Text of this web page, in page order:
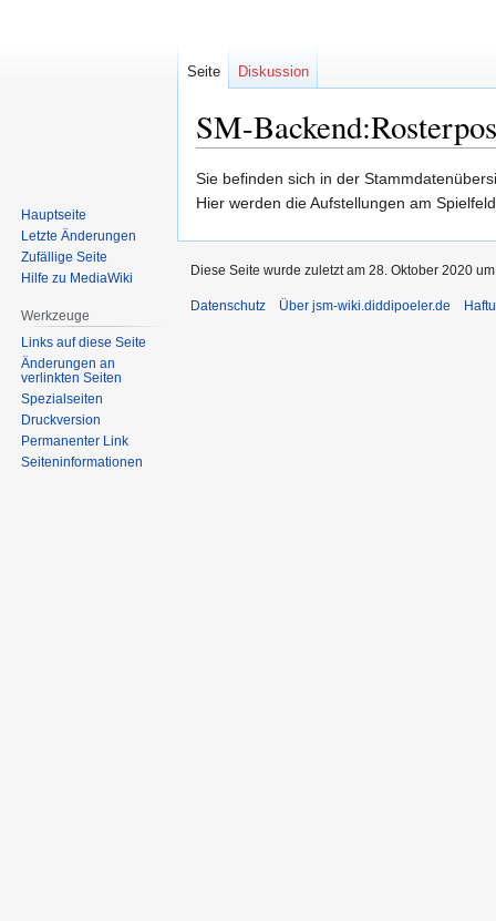
SM-
Zur
Navigation
Zur
Suche
Sie befinden sich in der
Hier werden die Aufstellungen am
Seite Diskussion
Hauptseite
Letzte Änderungen
Zufällige Seite
Hilfe zu MediaWiki
Werkzeuge
Links auf diese Seite
Änderungen an
verlinkten Seiten
Spezialseiten
Druckversion
Permanenter Link
Seiten­informationen
Diese Seite wurde zuletzt am 28. Oktober 2020
Datenschutz Über jsm-wiki.diddipoeler.de